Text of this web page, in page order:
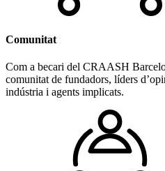
Comunitat
Com a becari del CRAASH
comunitat de fundadors, líders
indústria i agents implicats.